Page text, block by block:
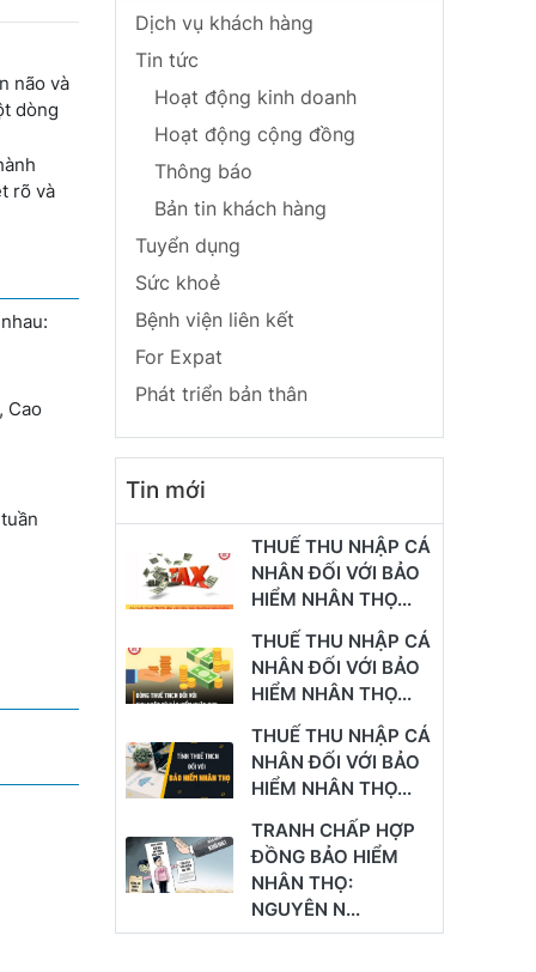
não và
dòng
rõ và
Cao
Dịch vụ khách hàng
Tin tức
Hoạt động kinh doanh
Hoạt động cộng đồng
Thông báo
Bản tin khách hàng
Tuyển dụng
Sức khoẻ
Bệnh viện liên kết
For Expat
Phát triển bản thân
Tin mới
THUẾ THU NHẬP CÁ
NHÂN ĐỐI VỚI BẢO
HIỂM NHÂN THỌ...
THUẾ THU NHẬP CÁ
NHÂN ĐỐI VỚI BẢO
HIỂM NHÂN THỌ...
THUẾ THU NHẬP CÁ
NHÂN ĐỐI VỚI BẢO
HIỂM NHÂN THỌ...
TRANH CHẤP HỢP
ĐỒNG BẢO HIỂM
NHÂN THỌ:
NGUYÊN N...